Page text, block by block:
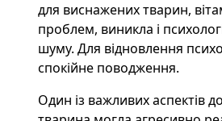
для виснажених тварин,
проблем, виникла і
шуму. Для відновлення
спокійне поводження.
Один із важливих аспектів